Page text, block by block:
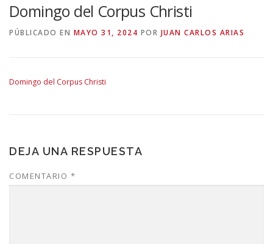
SACRAMENTOS CALENDARIO PARROQUIAL 2024
Domingo del Corpus Christi
PÚBLICADO EN MAYO 31, 2024 POR JUAN CARLOS ARIAS
Domingo del Corpus Christi
DEJA UNA RESPUESTA
COMENTARIO *